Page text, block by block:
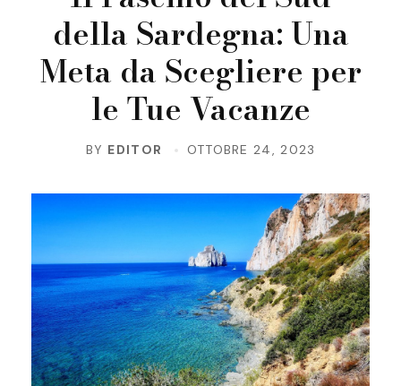
della Sardegna: Una
Meta da Scegliere per
le Tue Vacanze
BY EDITOR OTTOBRE 24, 2023